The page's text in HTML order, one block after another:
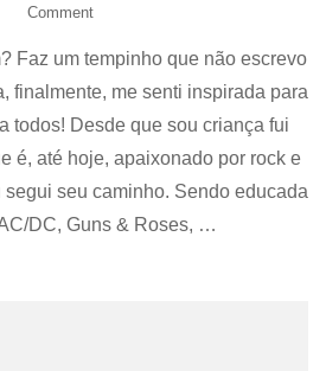
Commenton
Royale:
Art
Rock
Faz um tempinho que não escrevo
finalmente, me senti inspirada para
todos! Desde que sou criança fui
é, até hoje, apaixonado por rock e
seu caminho. Sendo educada
DC, Guns & Roses, …